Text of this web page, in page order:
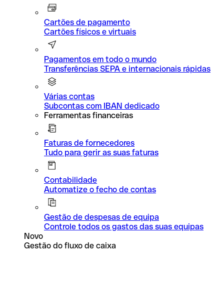
Cartões de pagamento
Cartões físicos e virtuais
Pagamentos em todo o mundo
Transferências SEPA e internacionais rápidas
Várias contas
Subcontas com IBAN dedicado
Ferramentas financeiras
Faturas de fornecedores
Tudo para gerir as suas faturas
Contabilidade
Automatize o fecho de contas
Gestão de despesas de equipa
Controle todos os gastos das suas equipas
Novo
Gestão do fluxo de caixa